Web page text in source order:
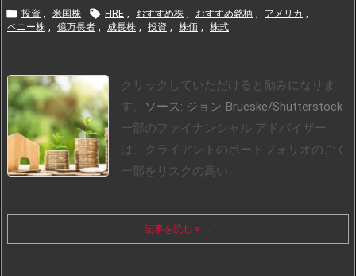
 投資 , 米国株  FIRE , おすすめ株 , おすすめ銘柄 , アメリカ ,
ペニー株 , 億万長者 , 成長株 , 投資 , 株価 , 株式
クリックしていただけると励みになりま
す。
ソース: ジョン Brueske/Shutterstock
一部のファイナンシャル アドバイザー
は、クライアントのポートフォリオのごく
一部をリスクの高い
記事を読む ...